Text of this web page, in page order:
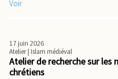
Voir
17 juin 2026
Atelier| Islam médiéval
Atelier de recherche sur les
chrétiens